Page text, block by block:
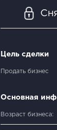
Цель сделки
Продать бизнес
Основная
Возраст бизнеса: